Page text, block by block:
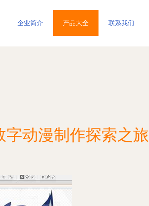
企业简介 产品大全 联系我们
动漫制作探索之旅